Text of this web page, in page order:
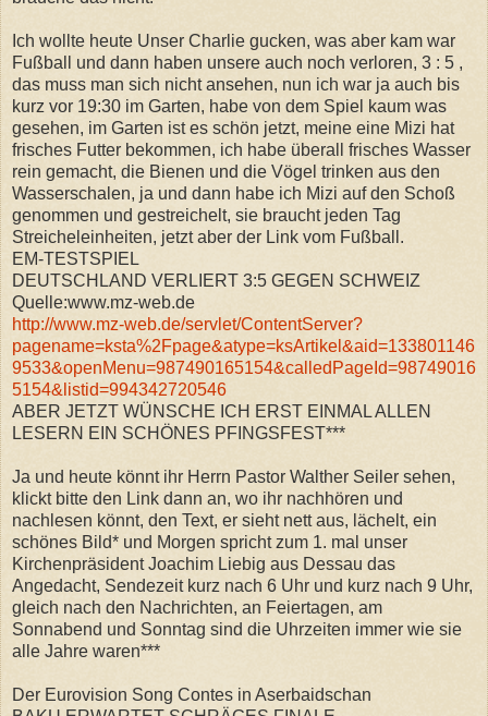
Ich wollte heute Unser Charlie gucken, was aber kam war
Fußball und dann haben unsere auch noch verloren, 3 : 5 ,
das muss man sich nicht ansehen, nun ich war ja auch bis
kurz vor 19:30 im Garten, habe von dem Spiel kaum was
gesehen, im Garten ist es schön jetzt, meine eine Mizi hat
frisches Futter bekommen, ich habe überall frisches Wasser
rein gemacht, die Bienen und die Vögel trinken aus den
Wasserschalen, ja und dann habe ich Mizi auf den Schoß
genommen und gestreichelt, sie braucht jeden Tag
Streicheleinheiten, jetzt aber der Link vom Fußball.
EM-TESTSPIEL
DEUTSCHLAND VERLIERT 3:5 GEGEN SCHWEIZ
Quelle:www.mz-web.de
http://www.mz-web.de/servlet/ContentServer?
pagename=ksta%2Fpage&atype=ksArtikel&aid=133801146
9533&openMenu=987490165154&calledPageId=98749016
5154&listid=994342720546
ABER JETZT WÜNSCHE ICH ERST EINMAL ALLEN
LESERN EIN SCHÖNES PFINGSFEST***
Ja und heute könnt ihr Herrn Pastor Walther Seiler sehen,
klickt bitte den Link dann an, wo ihr nachhören und
nachlesen könnt, den Text, er sieht nett aus, lächelt, ein
schönes Bild* und Morgen spricht zum 1. mal unser
Kirchenpräsident Joachim Liebig aus Dessau das
Angedacht, Sendezeit kurz nach 6 Uhr und kurz nach 9 Uhr,
gleich nach den Nachrichten, an Feiertagen, am
Sonnabend und Sonntag sind die Uhrzeiten immer wie sie
alle Jahre waren***
Der Eurovision Song Contes in Aserbaidschan